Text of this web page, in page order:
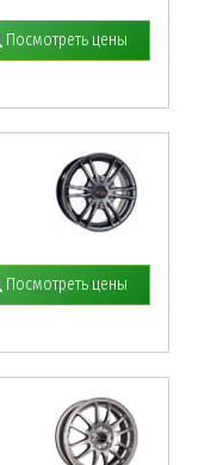
Посмотреть цены
Посмотреть цены